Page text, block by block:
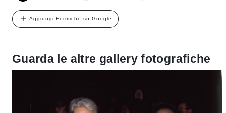
Aggiungi Formiche su Google
Guarda le altre gallery fotografiche